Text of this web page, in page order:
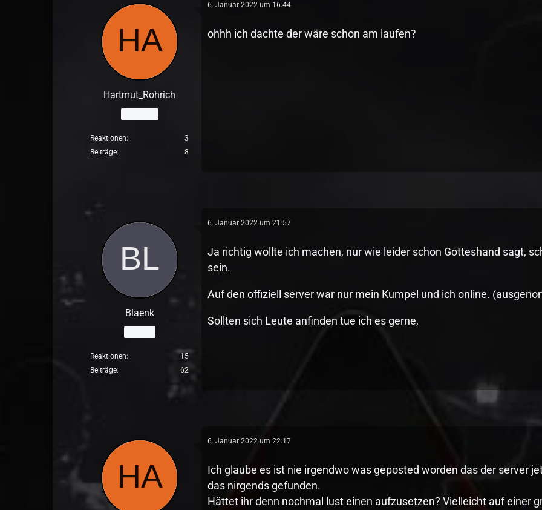
Hartmut_Rohrich
Reaktionen
3
Beiträge
8
6. Januar 2022 um 16:44
ohhh ich dachte der wäre schon am laufen?
Blaenk
Reaktionen
15
Beiträge
62
6. Januar 2022 um 21:57
Ja richtig wollte ich machen, nur wie leider schon Gotteshand sagt,
sein.
Auf den offiziell server war nur mein Kumpel und ich online.
Sollten sich Leute anfinden tue ich es gerne,
6. Januar 2022 um 22:17
Ich glaube es ist nie irgendwo was geposted worden das der server
das nirgends gefunden.
Hättet ihr denn nochmal lust einen aufzusetzen? Vielleicht auf einer